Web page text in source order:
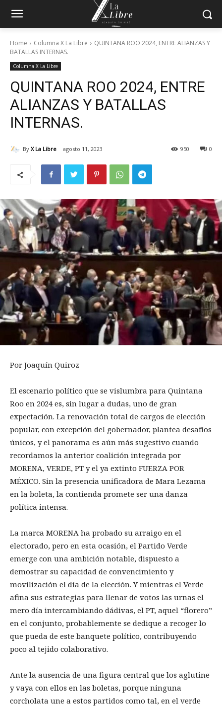
Home Columna X La Libre
QUINTANA ROO 2024, ENTRE ALIANZAS Y
BATALLAS INTERNAS.
Columna X La Libre
QUINTANA ROO 2024, ENTRE
ALIANZAS Y BATALLAS
INTERNAS.
By X La Libre agosto 11, 2023 0
950
Por Joaquín Quiroz
El escenario político que se vislumbra para Quintana
Roo en 2024 es, sin lugar a dudas, uno de gran
expectación. La renovación total de cargos de elección
popular, con excepción del gobernador, plantea desafíos
únicos, y el panorama es aún más sugestivo cuando
recordamos la anterior coalición integrada por
MORENA, VERDE, PT y el ya extinto FUERZA POR
MÉXICO. Sin la presencia unificadora de Mara Lezama
en la boleta, la contienda promete ser una danza
política intensa.
La marca MORENA ha probado su arraigo en el
electorado, pero en esta ocasión, el Partido Verde
emerge con una ambición notable, dispuesto a
demostrar su capacidad de convencimiento y
movilización el día de la elección. Y mientras el Verde
afina sus estrategias para llenar de votos las urnas el
mero día intercambiando dádivas, el PT, aquel “florero”
en el conjunto, probablemente se dedique a recoger lo
que pueda de este banquete político, contribuyendo
poco al tejido colaborativo.
Ante la ausencia de una figura central que los aglutine
y vaya con ellos en las boletas, porque ninguna
corcholata une a estos partidos como tal, en el verde